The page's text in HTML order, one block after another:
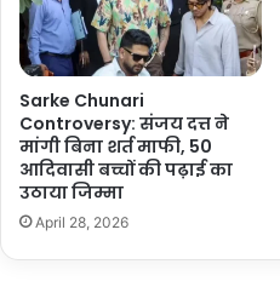
Sarke Chunari
Controversy: संजय दत्त ने
मांगी बिना शर्त माफी, 50
आदिवासी बच्चों की पढ़ाई का
उठाया जिम्मा
April 28, 2026